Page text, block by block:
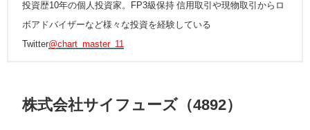
投資歴10年の個人投資家。FP3級保持 信用取引や現物取引からロ
ボアドバイザーなど様々な投資を経験している
Twitter@chart_master_11
株式会社サイフューズ（4892）